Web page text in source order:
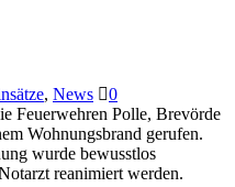
, News
0
Feuerwehren Polle, Brevörde
Wohnungsbrand gerufen.
wurde bewusstlos
reanimiert werden.